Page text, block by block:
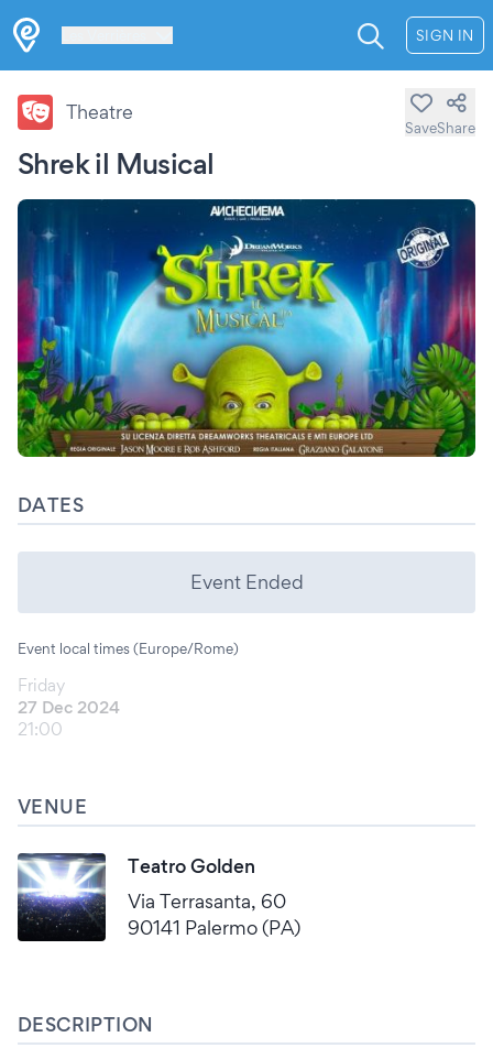
SIGN IN
Shrek il Musical
Theatre
SaveShare
DATES
Event Ended
Event local times (Europe/Rome)
Friday
27 Dec 2024
21:00
VENUE
Teatro Golden
Via Terrasanta, 60
90141 Palermo (PA)
DESCRIPTION